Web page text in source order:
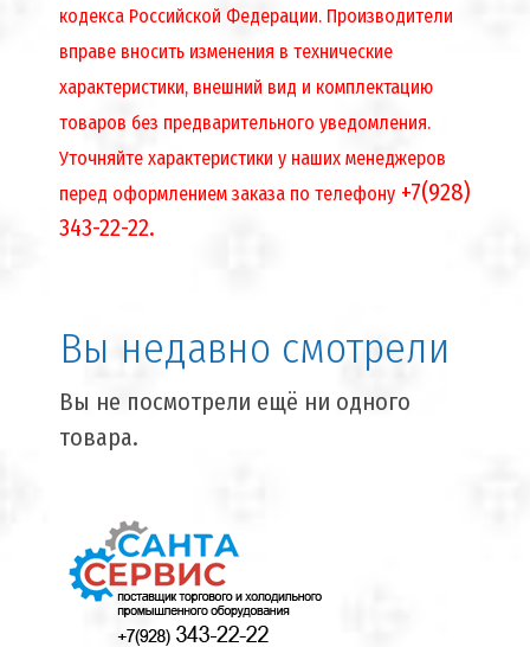
кодекса Российской Федерации. Производители
вправе вносить изменения в технические
характеристики, внешний вид и комплектацию
товаров без предварительного уведомления.
Уточняйте характеристики у наших менеджеров
перед оформлением заказа по телефону +7(928)
343-22-22.
Вы недавно смотрели
Вы не посмотрели ещё ни одного
товара.